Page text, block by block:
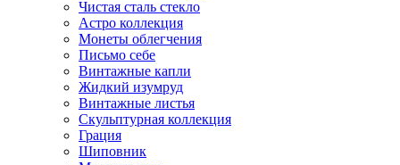
Чистая сталь стекло
Астро коллекция
Монеты облегчения
Письмо себе
Винтажные капли
Жидкий изумруд
Винтажные листья
Скульптурная коллекция
Грация
Шиповник